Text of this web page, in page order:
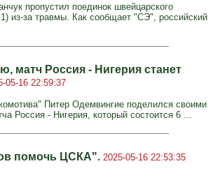
пропустил поединок швейцарского
из-за травмы. Как сообщает "СЭ", российский
матч Россия - Нигерия станет
05-16 22:59:37
Питер Одемвингие поделился своими
Россия - Нигерия, который состоится 6 ...
помочь ЦСКА". 2025-05-16 22:53:35